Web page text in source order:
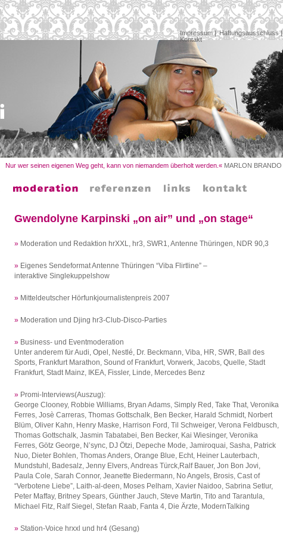
Impressum| Haftungsausschluss|
Kontakt
Nur wer seinen eigenen Weg geht, kann von niemandem überholt werden.« MARLON BRANDO
Gwendolyne Karpinski „on air” und „on stage“
» Moderation und Redaktion hrXXL, hr3, SWR1, Antenne Thüringen, NDR 90,3
» Eigenes Sendeformat Antenne Thüringen “Viba Flirtline” –
interaktive Singlekuppelshow
» Mitteldeutscher Hörfunkjournalistenpreis 2007
» Moderation und Djing hr3-Club-Disco-Parties
» Business- und Eventmoderation
Unter anderem für Audi, Opel, Nestlé, Dr. Beckmann, Viba, HR, SWR, Ball des
Sports, Frankfurt Marathon, Sound of Frankfurt, Vorwerk, Jacobs, Quelle, Stadt
Frankfurt, Stadt Mainz, IKEA, Fissler, Linde, Mercedes Benz
» Promi-Interviews(Auszug):
George Clooney, Robbie Williams, Bryan Adams, Simply Red, Take That, Veronika
Ferres, Josè Carreras, Thomas Gottschalk, Ben Becker, Harald Schmidt, Norbert
Blüm, Oliver Kahn, Henry Maske, Harrison Ford, Til Schweiger, Verona Feldbusch,
Thomas Gottschalk, Jasmin Tabatabei, Ben Becker, Kai Wiesinger, Veronika
Ferres, Götz George, N’sync, DJ Ötzi, Depeche Mode, Jamiroquai, Sasha, Patrick
Nuo, Dieter Bohlen, Thomas Anders, Orange Blue, Echt, Heiner Lauterbach,
Mundstuhl, Badesalz, Jenny Elvers, Andreas Türck,Ralf Bauer, Jon Bon Jovi,
Paula Cole, Sarah Connor, Jeanette Biedermann, No Angels, Brosis, Cast of
“Verbotene Liebe”, Laith-al-deen, Moses Pelham, Xavier Naidoo, Sabrina Setlur,
Peter Maffay, Britney Spears, Günther Jauch, Steve Martin, Tito and Tarantula,
Michael Fitz, Ralf Siegel, Stefan Raab, Fanta 4, Die Ärzte, ModernTalking
» Station-Voice hrxxl und hr4 (Gesang)